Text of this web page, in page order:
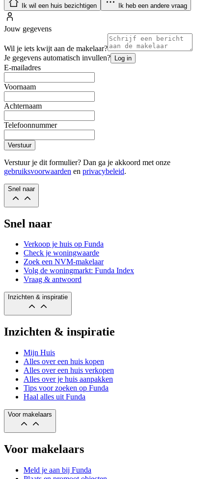
Ik wil een huis bezichtigen Ik heb een andere vraag
Jouw gegevens
Wil je iets kwijt aan de makelaar?
Je gegevens automatisch invullen? Log in
E-mailadres
Voornaam
Achternaam
Telefoonnummer
Verstuur
Verstuur je dit formulier? Dan ga je akkoord met onze
gebruiksvoorwaarden en privacybeleid.
Snel naar
Snel naar
Verkoop je huis op Funda
Check je woningwaarde
Zoek een NVM-makelaar
Volg de woningmarkt: Funda Index
Vraag & antwoord
Inzichten & inspiratie
Inzichten & inspiratie
Mijn Huis
Alles over een huis kopen
Alles over een huis verkopen
Alles over je huis aanpakken
Tips voor zoeken op Funda
Haal alles uit Funda
Voor makelaars
Voor makelaars
Meld je aan bij Funda